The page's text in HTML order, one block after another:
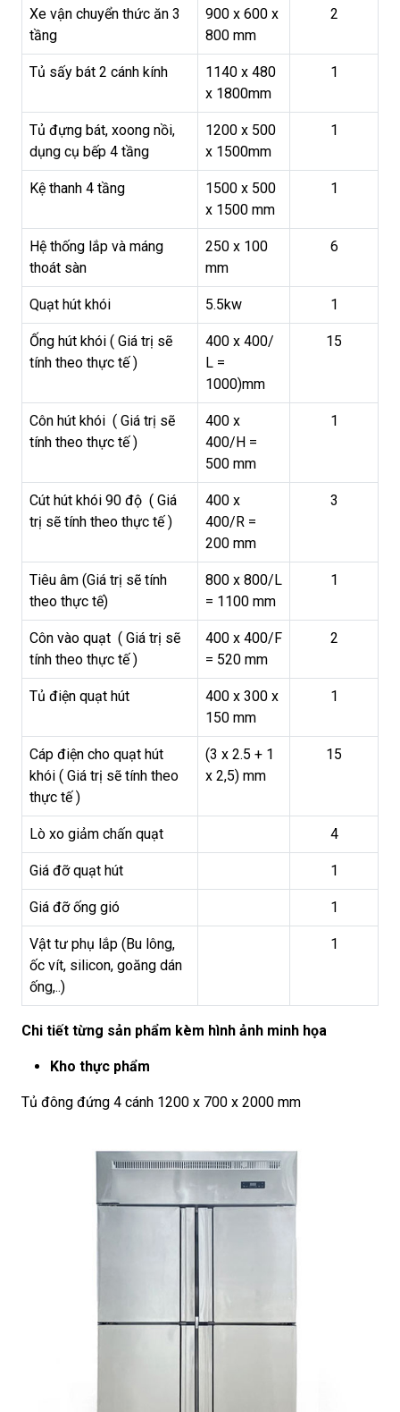
Xe vận chuyển thức ăn 3
tầng
900 x 600 x
800 mm
2
Tủ sấy bát 2 cánh kính
1140 x 480
x 1800mm
1
Tủ đựng bát, xoong nồi,
dụng cụ bếp 4 tầng
1200 x 500
x 1500mm
1
Kệ thanh 4 tầng
1500 x 500
x 1500 mm
1
Hệ thống lắp và máng
thoát sàn
250 x 100
mm
6
Quạt hút khói 5.5kw 1
Ống hút khói ( Giá trị sẽ
tính theo thực tế )
400 x 400/
L =
1000)mm
15
Côn hút khói ( Giá trị sẽ
tính theo thực tế )
400 x
400/H =
500 mm
1
Cút hút khói 90 độ ( Giá
trị sẽ tính theo thực tế )
400 x
400/R =
200 mm
3
Tiêu âm (Giá trị sẽ tính
theo thực tế)
800 x 800/L
= 1100 mm
1
Côn vào quạt ( Giá trị sẽ
tính theo thực tế )
400 x 400/F
= 520 mm
2
Tủ điện quạt hút
400 x 300 x
150 mm
1
Cáp điện cho quạt hút
khói ( Giá trị sẽ tính theo
thực tế )
(3 x 2.5 + 1
x 2,5) mm
15
Lò xo giảm chấn quạt 4
Giá đỡ quạt hút 1
Giá đỡ ống gió 1
Vật tư phụ lắp (Bu lông,
ốc vít, silicon, goăng dán
ống,..)
1
Chi tiết từng sản phẩm kèm hình ảnh minh họa
Kho thực phẩm
Tủ đông đứng 4 cánh 1200 x 700 x 2000 mm